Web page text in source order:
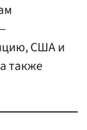
США и
также